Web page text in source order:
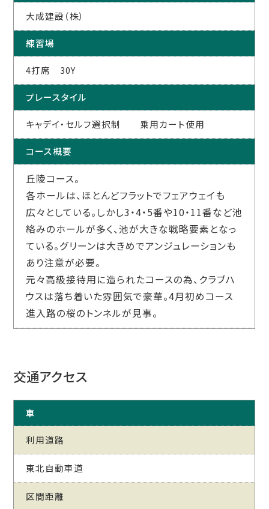
大成建設（株）
練習場
4打席 30Y
プレースタイル
キャデイ・セルフ選択制 乗用カート使用
コース概要
丘陵コース。
各ホールは、ほとんどフラットでフェアウェイも
広々としている。しかし3・4・5番や10・11番など池
絡みのホールが多く、池が大きな戦略要素となっ
ている。グリーンは大きめでアンジュレーションも
あり注意が必要。
元々高級接待用に造られたコースの為、クラブハ
ウスは落ち着いた雰囲気で豪華。4月初めコース
進入路の桜のトンネルが見事。
交通アクセス
車
利用道路
東北自動車道
区間距離